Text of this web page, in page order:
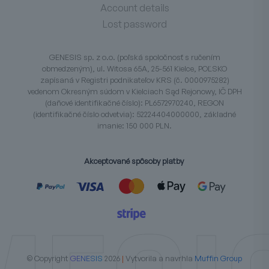
Account details
Lost password
GENESIS sp. z o.o. (poľská spoločnosť s ručením
obmedzeným), ul. Witosa 65A, 25-561 Kielce, POĽSKO
zapísaná v Registri podnikateľov KRS (č. 0000975282)
vedenom Okresným súdom v Kielciach Sąd Rejonowy, IČ DPH
(daňové identifikačné číslo): PL6572970240, REGON
(identifikačné číslo odvetvia): 52224404000000, základné
imanie: 150 000 PLN.
Akceptované spôsoby platby
© Copyright GENESIS 2026 | Vytvorila a navrhla Muffin Group